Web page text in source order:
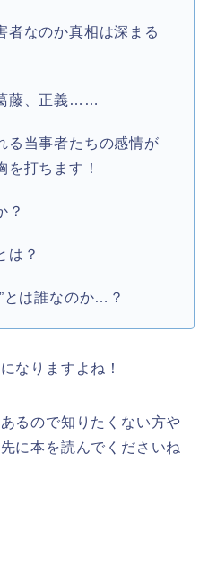
者なのか真相は深まる
藤、正義……
る当事者たちの感情が
を打ちます！
？
は？
とは誰なのか…？
なりますよね！
るので知りたくない方や
に本を読んでくださいね